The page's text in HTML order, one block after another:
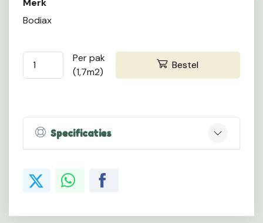
Merk
Bodiax
Per pak
(1,7m2)
Bestel
Specificaties